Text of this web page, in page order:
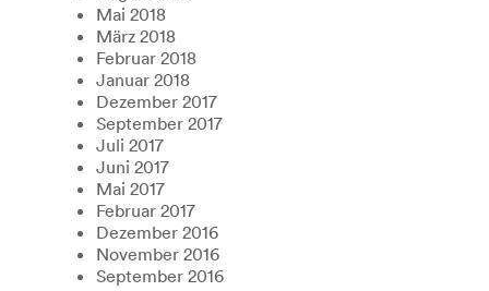
Mai 2018
März 2018
Februar 2018
Januar 2018
Dezember 2017
September 2017
Juli 2017
Juni 2017
Mai 2017
Februar 2017
Dezember 2016
November 2016
September 2016